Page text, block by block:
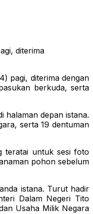
diterima
pagi, diterima dengan
berkuda, serta
halaman depan istana.
serta 19 dentuman
teratai untuk sesi foto
pohon sebelum
istana. Turut hadir
Dalam Negeri Tito
Usaha Milik Negara